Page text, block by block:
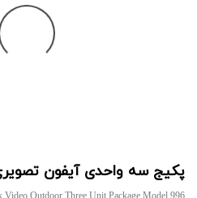
پکیج سه واحدی آیفون تصویری
Video Outdoor Three Unit Package Model 996